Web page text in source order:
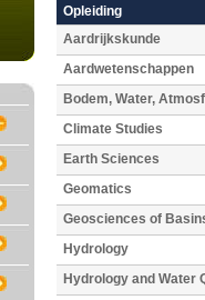
Opleiding
Aardrijkskunde
Aardwetenschappen
Bodem, Water,
Climate Studies
Earth Sciences
Geomatics
Geosciences of
Hydrology
Hydrology and Water